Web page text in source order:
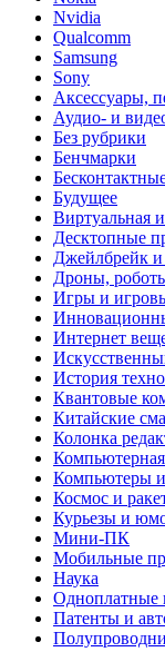
Nvidia
Qualcomm
Samsung
Sony
Аксессуары,
Аудио- и
Без рубрики
Бенчмарки
Будущее
Виртуальная
Десктопные
Джейлбрейк и
Дроны,
Игры и
Интернет
История
Квантовые
Китайские
Колонка
Компьютеры и
Космос и
Курьезы и
Мини-ПК
Мобильные
Наука
Одноплатные
Патенты и